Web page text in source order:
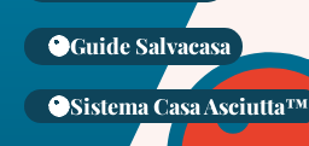
Guide Salvacasa
Sistema Casa Asciutta™